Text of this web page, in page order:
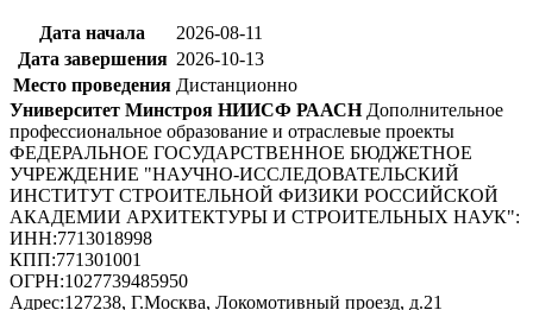
Дата начала
2026-08-11
Дата завершения 2026-10-13
Место проведения Дистанционно
Университет Минстроя НИИСФ РААСН Дополнительное
профессиональное образование и отраслевые проекты
ФЕДЕРАЛЬНОЕ ГОСУДАРСТВЕННОЕ БЮДЖЕТНОЕ
УЧРЕЖДЕНИЕ "НАУЧНО-ИССЛЕДОВАТЕЛЬСКИЙ
ИНСТИТУТ СТРОИТЕЛЬНОЙ ФИЗИКИ РОССИЙСКОЙ
АКАДЕМИИ АРХИТЕКТУРЫ И СТРОИТЕЛЬНЫХ НАУК":
ИНН:7713018998
КПП:771301001
ОГРН:1027739485950
Адрес:127238, Г.Москва, Локомотивный проезд, д.21